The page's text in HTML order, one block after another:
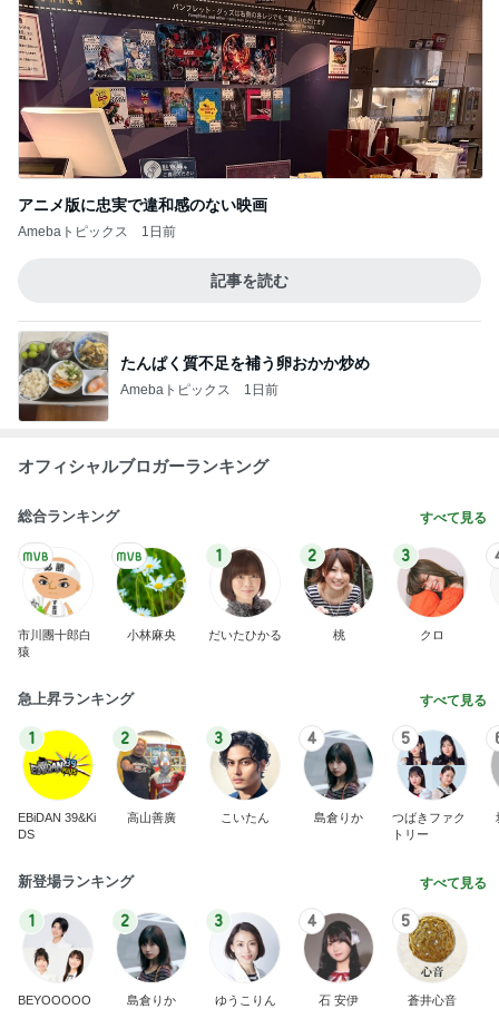
アニメ版に忠実で違和感のない映画
Amebaトピックス 1日前
記事を読む
たんぱく質不足を補う卵おかか炒め
Amebaトピックス 1日前
オフィシャルブロガーランキング
総合ランキング すべて見る
市川團十郎白
猿
小林麻央
1
だいたひかる
2
桃
3
クロ
急上昇ランキング すべて見る
1
EBiDAN 39&Ki
DS
2
高山善廣
3
こいたん
4
島倉りか
5
つばきファク
トリー
新登場ランキング すべて見る
1
BEYOOOOO
2
島倉りか
3
ゆうこりん
4
石 安伊
5
蒼井心音